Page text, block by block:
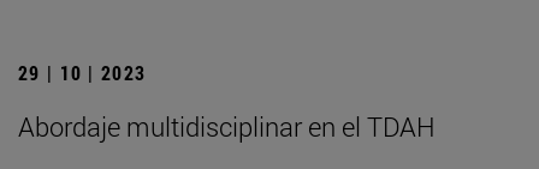
29 | 10 | 2023
Abordaje multidisciplinar en el TDAH